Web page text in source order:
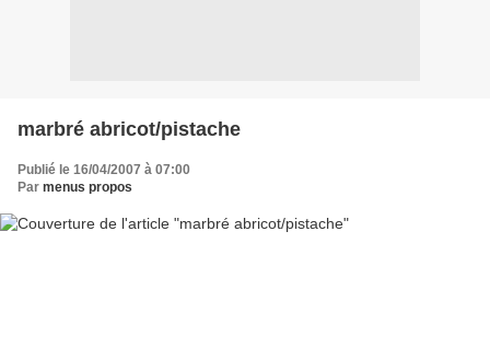
marbré abricot/pistache
Publié le 16/04/2007 à 07:00
Par menus propos